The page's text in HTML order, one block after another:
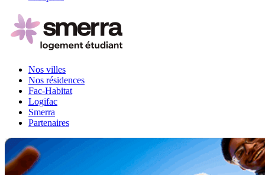
Nos villes
Nos résidences
Fac-Habitat
Logifac
Smerra
Partenaires